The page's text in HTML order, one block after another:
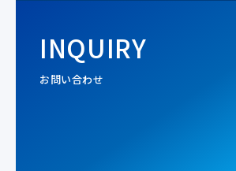
INQUIRY
お問い合わせ